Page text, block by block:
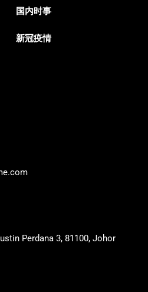
国内时事
新冠疫情
Perdana 3, 81100, Johor